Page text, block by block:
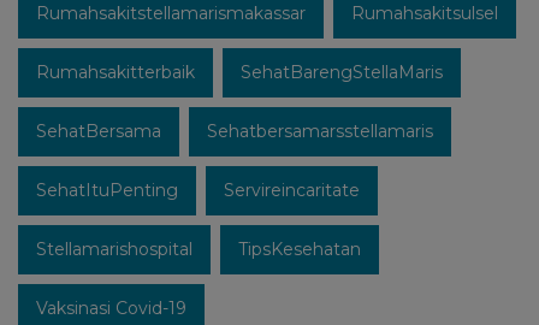
Rumahsakitstellamarismakassar Rumahsakitsulsel
Rumahsakitterbaik SehatBarengStellaMaris
SehatBersama Sehatbersamarsstellamaris
SehatItuPenting Servireincaritate
Stellamarishospital TipsKesehatan
Vaksinasi Covid-19